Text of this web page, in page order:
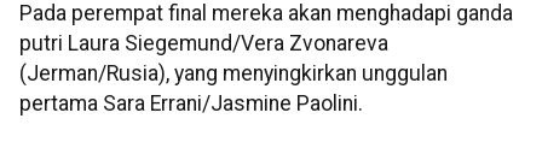
Pada perempat final mereka akan menghadapi ganda
putri Laura Siegemund/Vera Zvonareva
(Jerman/Rusia), yang menyingkirkan unggulan
pertama Sara Errani/Jasmine Paolini.